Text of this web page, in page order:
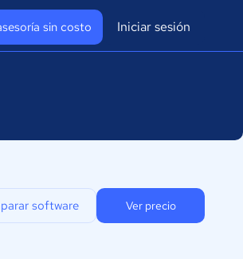
sin costo Iniciar sesión
software Ver precio